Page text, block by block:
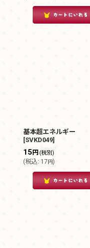
基本超エネルギー
[SVKD049]
15 円 (税別)
(税込: 17円)